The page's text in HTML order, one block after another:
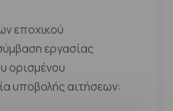
εποχικού
εργασίας
ορισμένου
υποβολής αιτήσεων: